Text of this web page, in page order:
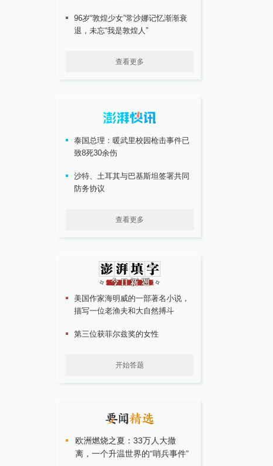
96岁“敦煌少女”常沙娜记忆渐渐衰
退，未忘“我是敦煌人”
查看更多
泰国总理：暖武里校园枪击事件已
致8死30余伤
沙特、土耳其与巴基斯坦签署共同
防务协议
查看更多
美国作家海明威的一部著名小说，
描写一位老渔夫和大自然搏斗
第三位获菲尔兹奖的女性
开始答题
欧洲燃烧之夏：33万人大撤
离，一个升温世界的“哨兵事件”